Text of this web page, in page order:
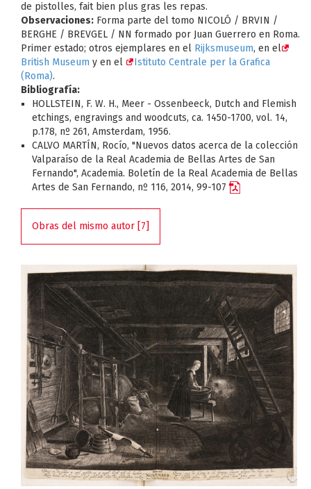
de pistolles, fait bien plus gras les repas.
Observaciones: Forma parte del tomo NICOLÓ / BRVIN /
BERGHE / BREVGEL / NN formado por Juan Guerrero en Roma.
Primer estado; otros ejemplares en el Rijksmuseum, en el
British Museum y en el
Istituto Centrale per la Grafica
(Roma).
Bibliografía:
HOLLSTEIN, F. W. H., Meer - Ossenbeeck, Dutch and Flemish
etchings, engravings and woodcuts, ca. 1450-1700, vol. 14,
p.178, nº 261, Amsterdam, 1956.
CALVO MARTÍN, Rocío, "Nuevos datos acerca de la colección
Valparaíso de la Real Academia de Bellas Artes de San
Fernando", Academia. Boletín de la Real Academia de Bellas
Artes de San Fernando, nº 116, 2014, 99-107
Obras del mismo autor [7]